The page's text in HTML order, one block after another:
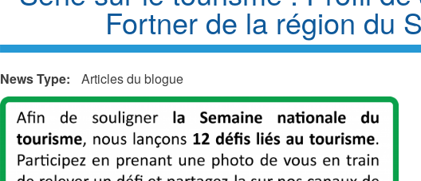
Fortner de la région du
News Type: Articles du blogue